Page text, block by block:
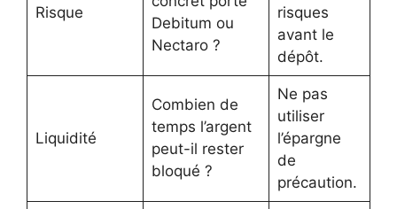
Risque
Debitum ou
Nectaro ?
risques
avant le
dépôt.
Liquidité
Combien de
temps l’argent
peut-il rester
bloqué ?
Ne pas
utiliser
l’épargne
de
précaution.